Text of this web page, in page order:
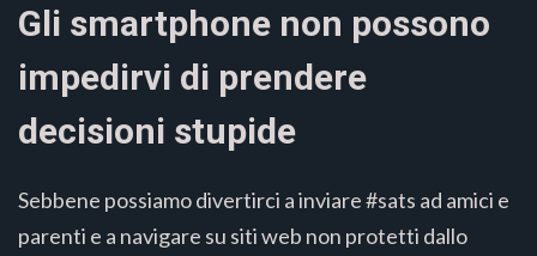
Gli smartphone non possono
impedirvi di prendere
decisioni stupide
Sebbene possiamo divertirci a inviare #sats ad amici e
parenti e a navigare su siti web non protetti dallo